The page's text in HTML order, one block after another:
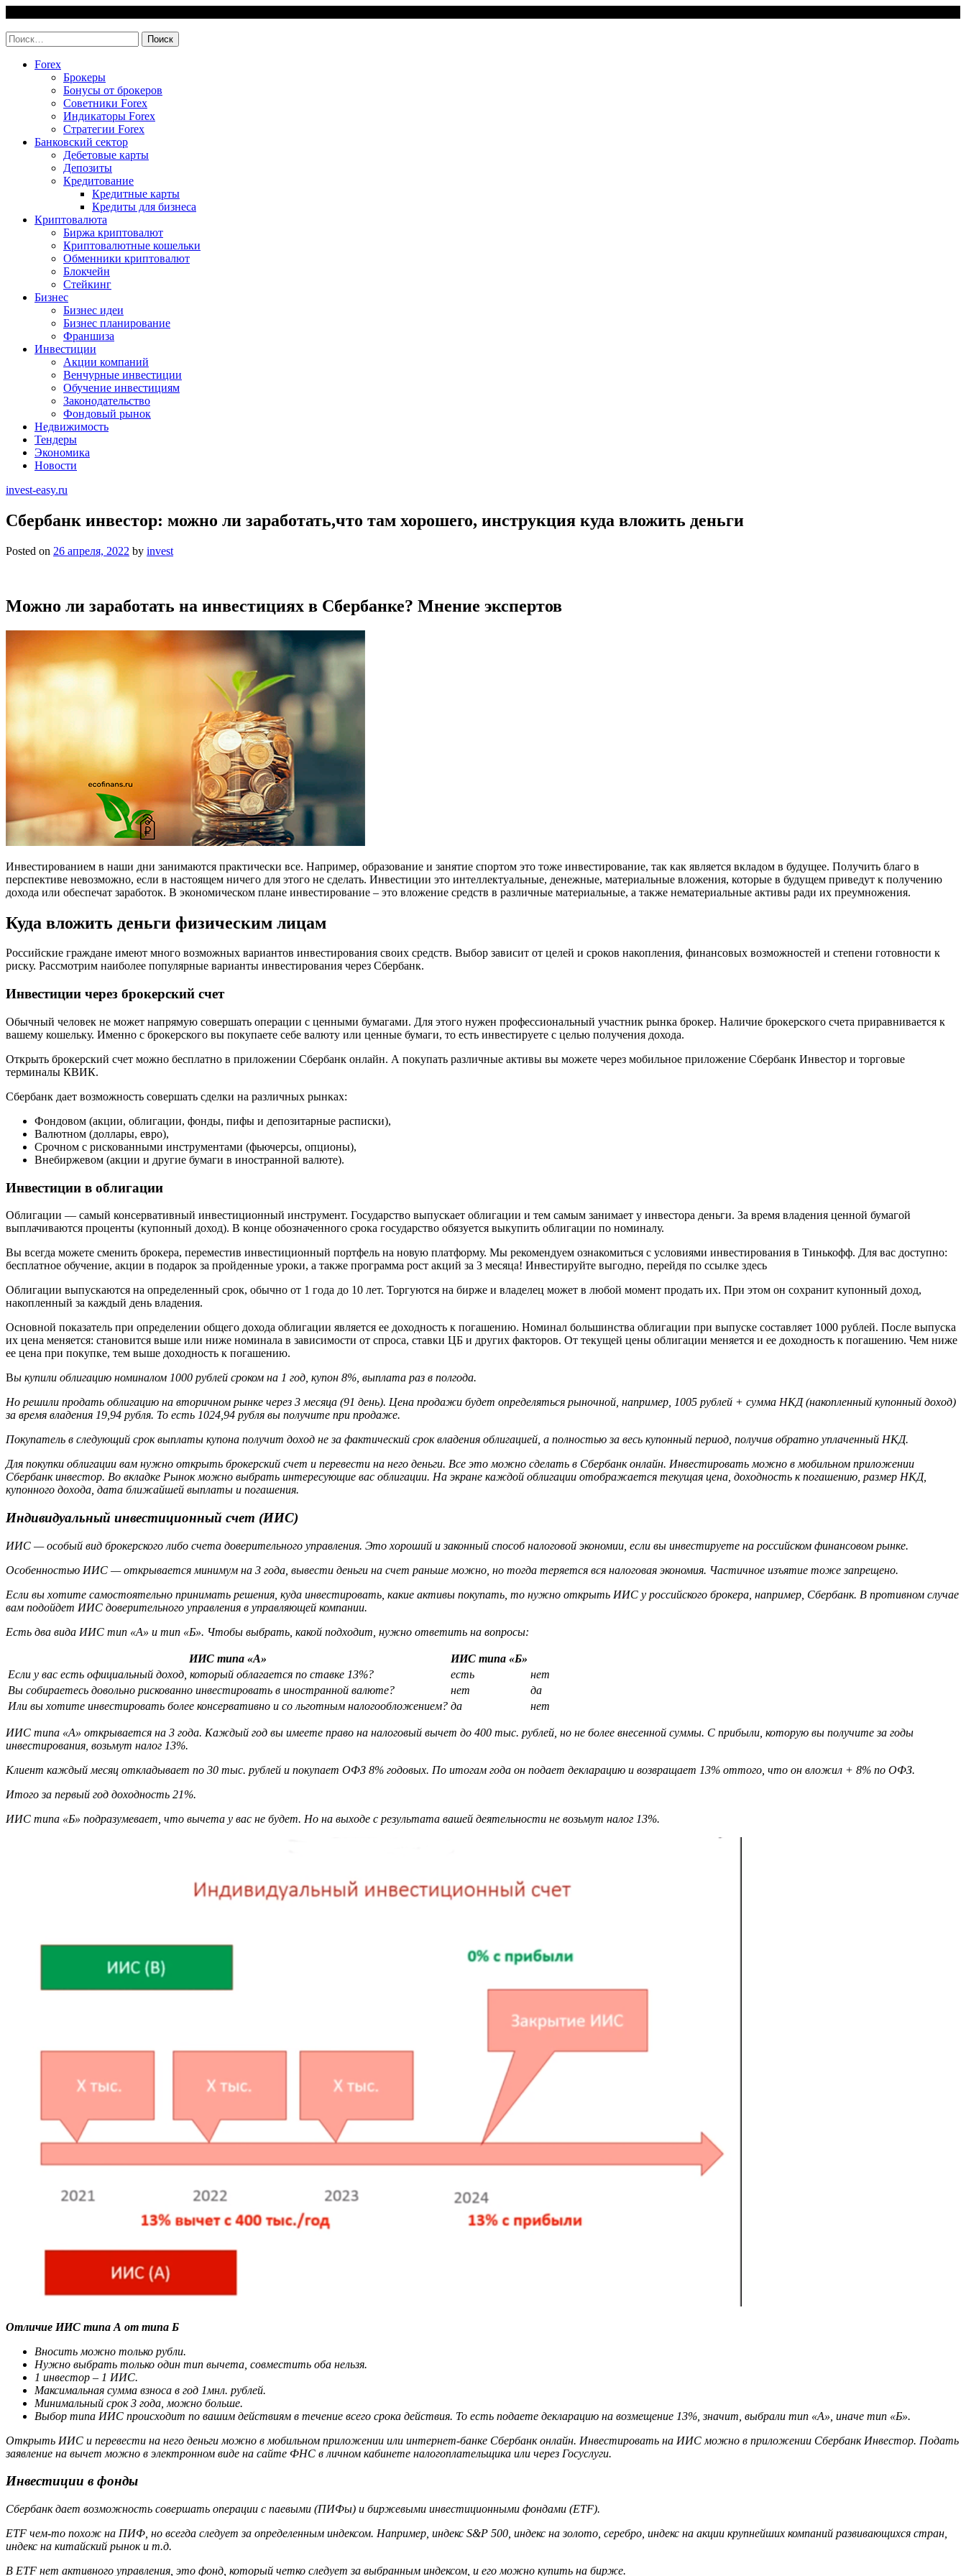
content
Найти:
Forex
Брокеры
Бонусы от брокеров
Советники Forex
Индикаторы Forex
Стратегии Forex
Банковский сектор
Дебетовые карты
Депозиты
Кредитование
Кредитные карты
Кредиты для бизнеса
Криптовалюта
Биржа криптовалют
Криптовалютные кошельки
Обменники криптовалют
Блокчейн
Стейкинг
Бизнес
Бизнес идеи
Бизнес планирование
Франшиза
Инвестиции
Акции компаний
Венчурные инвестиции
Обучение инвестициям
Законодательство
Фондовый рынок
Недвижимость
Тендеры
Экономика
Новости
invest-easy.ru
Сбербанк инвестор: можно ли заработать,что там хорошего, инструкция куда вложить деньги
Posted on 26 апреля, 2022 by invest
Можно ли заработать на инвестициях в Сбербанке? Мнение экспертов
Инвестированием в наши дни занимаются практически все. Например, образование и занятие спортом это тоже инвестирование, так как является вкладом в будущее. Получить благо в
перспективе невозможно, если в настоящем ничего для этого не сделать. Инвестиции это интеллектуальные, денежные, материальные вложения, которые в будущем приведут к получению
дохода или обеспечат заработок. В экономическом плане инвестирование – это вложение средств в различные материальные, а также нематериальные активы ради их преумножения.
Куда вложить деньги физическим лицам
Российские граждане имеют много возможных вариантов инвестирования своих средств. Выбор зависит от целей и сроков накопления, финансовых возможностей и степени готовности к
риску. Рассмотрим наиболее популярные варианты инвестирования через Сбербанк.
Инвестиции через брокерский счет
Обычный человек не может напрямую совершать операции с ценными бумагами. Для этого нужен профессиональный участник рынка брокер. Наличие брокерского счета приравнивается к
вашему кошельку. Именно с брокерского вы покупаете себе валюту или ценные бумаги, то есть инвестируете с целью получения дохода.
Открыть брокерский счет можно бесплатно в приложении Сбербанк онлайн. А покупать различные активы вы можете через мобильное приложение Сбербанк Инвестор и торговые
терминалы КВИК.
Сбербанк дает возможность совершать сделки на различных рынках:
Фондовом (акции, облигации, фонды, пифы и депозитарные расписки),
Валютном (доллары, евро),
Срочном с рискованными инструментами (фьючерсы, опционы),
Внебиржевом (акции и другие бумаги в иностранной валюте).
Инвестиции в облигации
Облигации — самый консервативный инвестиционный инструмент. Государство выпускает облигации и тем самым занимает у инвестора деньги. За время владения ценной бумагой
выплачиваются проценты (купонный доход). В конце обозначенного срока государство обязуется выкупить облигации по номиналу.
Вы всегда можете сменить брокера, переместив инвестиционный портфель на новую платформу. Мы рекомендуем ознакомиться с условиями инвестирования в Тинькофф. Для вас доступно:
бесплатное обучение, акции в подарок за пройденные уроки, а также программа рост акций за 3 месяца! Инвестируйте выгодно, перейдя по ссылке здесь
Облигации выпускаются на определенный срок, обычно от 1 года до 10 лет. Торгуются на бирже и владелец может в любой момент продать их. При этом он сохранит купонный доход,
накопленный за каждый день владения.
Основной показатель при определении общего дохода облигации является ее доходность к погашению. Номинал большинства облигации при выпуске составляет 1000 рублей. После выпуска
их цена меняется: становится выше или ниже номинала в зависимости от спроса, ставки ЦБ и других факторов. От текущей цены облигации меняется и ее доходность к погашению. Чем ниже
ее цена при покупке, тем выше доходность к погашению.
Вы купили облигацию номиналом 1000 рублей сроком на 1 год, купон 8%, выплата раз в полгода.
Но решили продать облигацию на вторичном рынке через 3 месяца (91 день). Цена продажи будет определяться рыночной, например, 1005 рублей + сумма НКД (накопленный купонный доход)
за время владения 19,94 рубля. То есть 1024,94 рубля вы получите при продаже.
Покупатель в следующий срок выплаты купона получит доход не за фактический срок владения облигацией, а полностью за весь купонный период, получив обратно уплаченный НКД.
Для покупки облигации вам нужно открыть брокерский счет и перевести на него деньги. Все это можно сделать в Сбербанк онлайн. Инвестировать можно в мобильном приложении
Сбербанк инвестор. Во вкладке Рынок можно выбрать интересующие вас облигации. На экране каждой облигации отображается текущая цена, доходность к погашению, размер НКД,
купонного дохода, дата ближайшей выплаты и погашения.
Индивидуальный инвестиционный счет (ИИС)
ИИС — особый вид брокерского либо счета доверительного управления. Это хороший и законный способ налоговой экономии, если вы инвестируете на российском финансовом рынке.
Особенностью ИИС — открывается минимум на 3 года, вывести деньги на счет раньше можно, но тогда теряется вся налоговая экономия. Частичное изъятие тоже запрещено.
Если вы хотите самостоятельно принимать решения, куда инвестировать, какие активы покупать, то нужно открыть ИИС у российского брокера, например, Сбербанк. В противном случае
вам подойдет ИИС доверительного управления в управляющей компании.
Есть два вида ИИС тип «А» и тип «Б». Чтобы выбрать, какой подходит, нужно ответить на вопросы:
ИИС типа «А»
ИИС типа «Б»
Если у вас есть официальный доход, который облагается по ставке 13%?
есть
нет
Вы собираетесь довольно рискованно инвестировать в иностранной валюте?
нет
да
Или вы хотите инвестировать более консервативно и со льготным налогообложением? да нет
ИИС типа «А» открывается на 3 года. Каждый год вы имеете право на налоговый вычет до 400 тыс. рублей, но не более внесенной суммы. С прибыли, которую вы получите за годы
инвестирования, возьмут налог 13%.
Клиент каждый месяц откладывает по 30 тыс. рублей и покупает ОФЗ 8% годовых. По итогам года он подает декларацию и возвращает 13% оттого, что он вложил + 8% по ОФЗ.
Итого за первый год доходность 21%.
ИИС типа «Б» подразумевает, что вычета у вас не будет. Но на выходе с результата вашей деятельности не возьмут налог 13%.
Отличие ИИС типа А от типа Б
Вносить можно только рубли.
Нужно выбрать только один тип вычета, совместить оба нельзя.
1 инвестор – 1 ИИС.
Максимальная сумма взноса в год 1мнл. рублей.
Минимальный срок 3 года, можно больше.
Выбор типа ИИС происходит по вашим действиям в течение всего срока действия. То есть подаете декларацию на возмещение 13%, значит, выбрали тип «А», иначе тип «Б».
Открыть ИИС и перевести на него деньги можно в мобильном приложении или интернет-банке Сбербанк онлайн. Инвестировать на ИИС можно в приложении Сбербанк Инвестор. Подать
заявление на вычет можно в электронном виде на сайте ФНС в личном кабинете налогоплательщика или через Госуслуги.
Инвестиции в фонды
Сбербанк дает возможность совершать операции с паевыми (ПИФы) и биржевыми инвестиционными фондами (ETF).
ETF чем-то похож на ПИФ, но всегда следует за определенным индексом. Например, индекс S&P 500, индекс на золото, серебро, индекс на акции крупнейших компаний развивающихся стран,
индекс на китайский рынок и т.д.
В ETF нет активного управления, это фонд, который четко следует за выбранным индексом, и его можно купить на бирже.